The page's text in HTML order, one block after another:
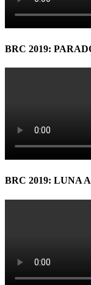
BRC 2019:
BRC 2019: LUNA